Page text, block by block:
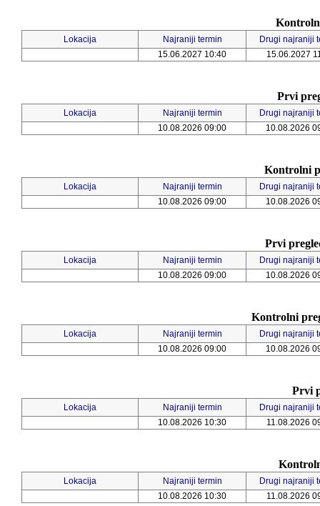
Lokacija Najraniji termin
Drugi najraniji
15.06.2027 10:40
15.06.2027
Prvi
Lokacija Najraniji termin
Drugi najraniji
10.08.2026 09:00
10.08.2026
Kontrolni
Lokacija Najraniji termin
Drugi najraniji
10.08.2026 09:00
10.08.2026
Prvi
Lokacija Najraniji termin
Drugi najraniji
10.08.2026 09:00
10.08.2026
Kontrolni
Lokacija Najraniji termin
Drugi najraniji
10.08.2026 09:00
10.08.2026
Prvi
Lokacija Najraniji termin
Drugi najraniji
10.08.2026 10:30
11.08.2026
Lokacija Najraniji termin
Drugi najraniji
10.08.2026 10:30
11.08.2026